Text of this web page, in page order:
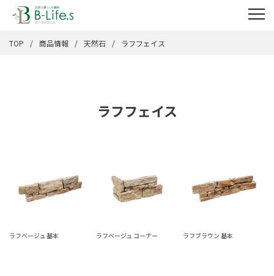
TOP 商品情報 天然石 ラフフェイス
ラフフェイス
ラフベージュ 基本 ラフベージュ コーナー ラフブラウン 基本